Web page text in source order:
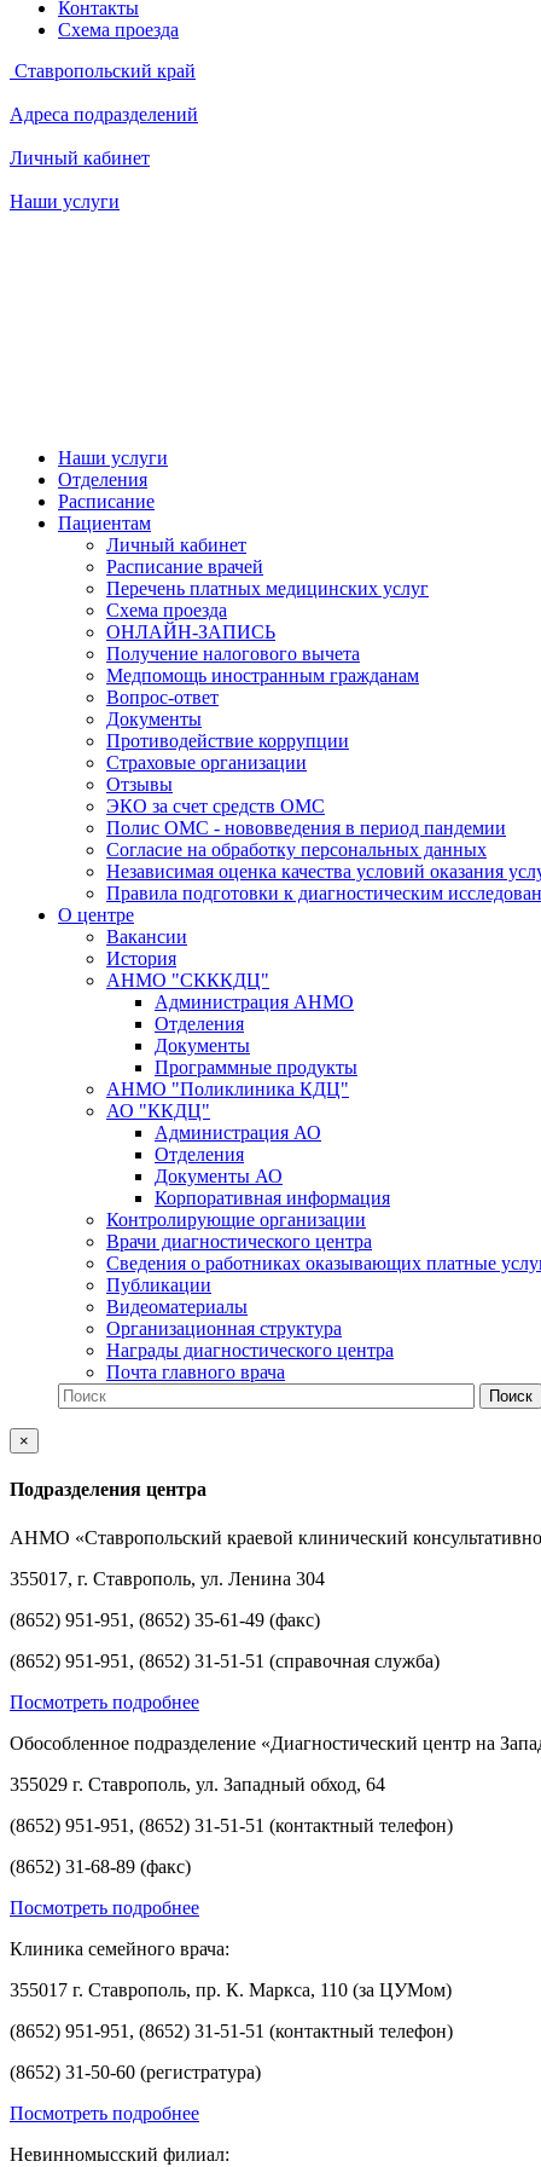
Контакты
Схема проезда
Ставропольский край
Адреса подразделений
Личный кабинет
Наши услуги
Наши услуги
Отделения
Расписание
Пациентам
Личный кабинет
Расписание врачей
Перечень платных медицинских услуг
Схема проезда
ОНЛАЙН-ЗАПИСЬ
Получение налогового вычета
Медпомощь иностранным гражданам
Вопрос-ответ
Документы
Противодействие коррупции
Страховые организации
Отзывы
ЭКО за счет средств ОМС
Полис ОМС - нововведения в период пандемии
Согласие на обработку персональных данных
Независимая оценка качества условий оказания
Правила подготовки к диагностическим
О центре
Вакансии
История
АНМО "СКККДЦ"
Администрация АНМО
Отделения
Документы
Программные продукты
АНМО "Поликлиника КДЦ"
АО "ККДЦ"
Администрация АО
Отделения
Документы АО
Корпоративная информация
Контролирующие организации
Врачи диагностического центра
Сведения о работниках оказывающих платные
Публикации
Видеоматериалы
Организационная структура
Награды диагностического центра
Почта главного врача
×
Подразделения центра
АНМО «Ставропольский краевой клинический
355017, г. Ставрополь, ул. Ленина 304
(8652) 951-951, (8652) 35-61-49 (факс)
(8652) 951-951, (8652) 31-51-51 (справочная служба)
Посмотреть подробнее
Обособленное подразделение «Диагностический центр на
355029 г. Ставрополь, ул. Западный обход, 64
(8652) 951-951, (8652) 31-51-51 (контактный телефон)
(8652) 31-68-89 (факс)
Посмотреть подробнее
Клиника семейного врача:
355017 г. Ставрополь, пр. К. Маркса, 110 (за ЦУМом)
(8652) 951-951, (8652) 31-51-51 (контактный телефон)
(8652) 31-50-60 (регистратура)
Посмотреть подробнее
Невинномысский филиал: